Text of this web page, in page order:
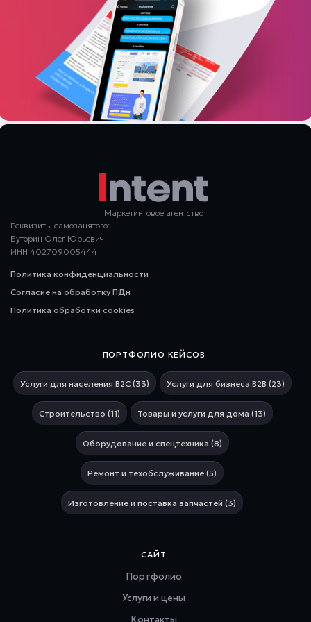
Сколько заявок в неделю
Маркетинговое агентство
Реквизиты самозанятого:
Буторин Олег Юрьевич
ИНН 402709005444
Политика конфиденциальности
Согласие на обработку ПДн
Политика обработки cookies
ПОРТФОЛИО КЕЙСОВ
Услуги для населения В2С (33) Услуги для бизнеса В2В (23)
Строительство (11) Товары и услуги для дома (13)
Оборудование и спецтехника (8)
Ремонт и техобслуживание (5)
Изготовление и поставка запчастей (3)
САЙТ
Портфолио
Услуги и цены
Контакты